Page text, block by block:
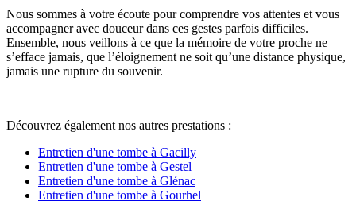
Nous sommes à votre écoute pour comprendre vos attentes et vous
accompagner avec douceur dans ces gestes parfois difficiles.
Ensemble, nous veillons à ce que la mémoire de votre proche ne
s’efface jamais, que l’éloignement ne soit qu’une distance physique,
jamais une rupture du souvenir.
Découvrez également nos autres prestations :
Entretien d'une tombe à Gacilly
Entretien d'une tombe à Gestel
Entretien d'une tombe à Glénac
Entretien d'une tombe à Gourhel